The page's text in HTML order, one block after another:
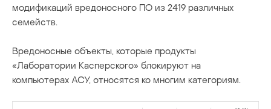
модификаций вредоносного ПО из 2419 различных
семейств.
Вредоносные объекты, которые продукты
«Лаборатории Касперского» блокируют на
компьютерах АСУ, относятся ко многим категориям.